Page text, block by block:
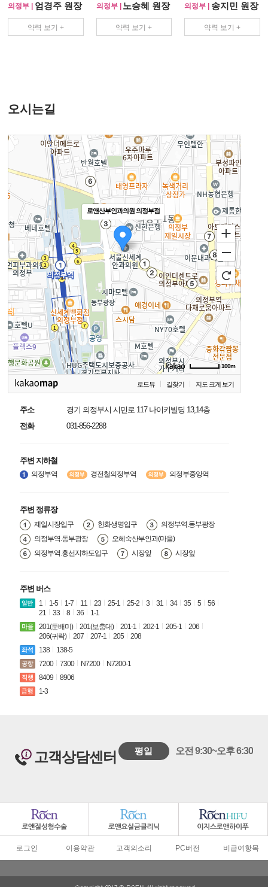
의정부 | 엄경주 원장
약력 보기 +
의정부 | 노승혜 원장
약력 보기 +
의정부 | 송지민 원장
약력 보기 +
오시는길
로앤산부인과의원 의정부점
100m
로드뷰 길찾기 지도 크게 보기
주소
경기 의정부시 시민로 117 나이키빌딩 13,14층
전화
031-856-2288
주변 지하철
의정부역 경전철의정부역 의정부중앙역
주변 정류장
제일시장입구 한화생명입구
의정부역.동부광장
의정부역.동부광장
오혜숙산부인과(마을)
의정부역.흥선지하도입구
시장앞 시장앞
주변 버스
1 1-5 1-7 11 23 25-1 25-2 3 31 34 35 5
56
21
33 8 36
1-1
201(둔배미)
201(보충대) 201-1 202-1 205-1
206
206(귀락)
207 207-1 205
208
138
138-5
7200
7300 N7200
N7200-1
8409
8906
1-3
고객상담센터 평일 오전 9:30~오후 6:30
로그인 이용약관 고객의소리 PC버전 비급여항목